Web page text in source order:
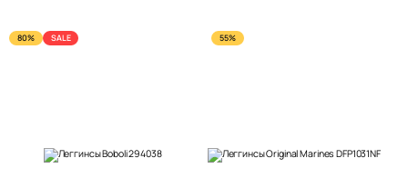
80% SALE 55%